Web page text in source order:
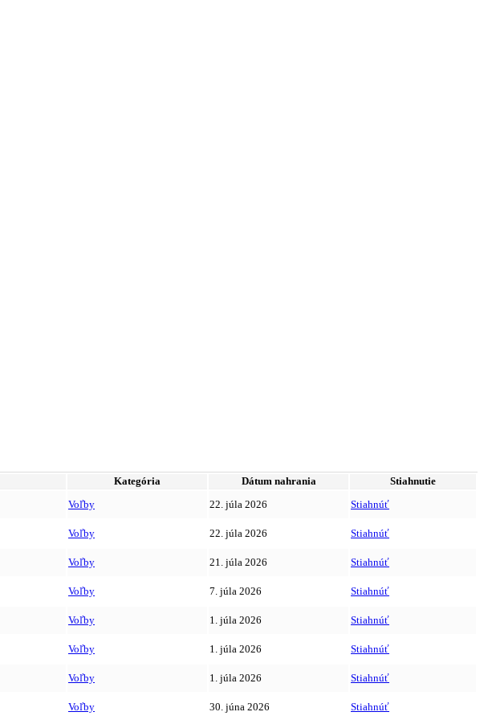
Kategória Dátum nahrania
Stiahnutie
Voľby 22. júla 2026
Stiahnúť
Voľby 22. júla 2026
Stiahnúť
Voľby 21. júla 2026
Stiahnúť
Voľby 7. júla 2026
Stiahnúť
Voľby 1. júla 2026
Stiahnúť
Voľby 1. júla 2026
Stiahnúť
Voľby 1. júla 2026
Stiahnúť
Voľby 30. júna 2026 Stiahnúť